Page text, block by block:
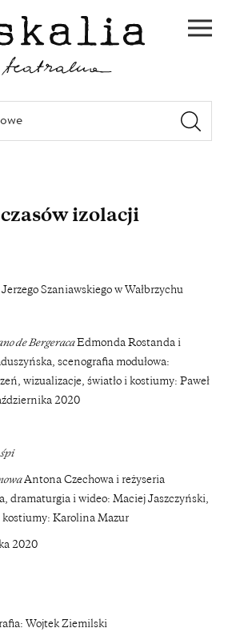
izolacji
Szaniawskiego w Wałbrzychu
de BergeracaEdmonda Rostanda i
scenografia modułowa:
wizualizacje, światło i kostiumy: Paweł
2020
Antona Czechowa i reżyseria
dramaturgia i wideo: Maciej Jaszczyński,
kostiumy: Karolina Mazur
2020
Wojtek Ziemilski